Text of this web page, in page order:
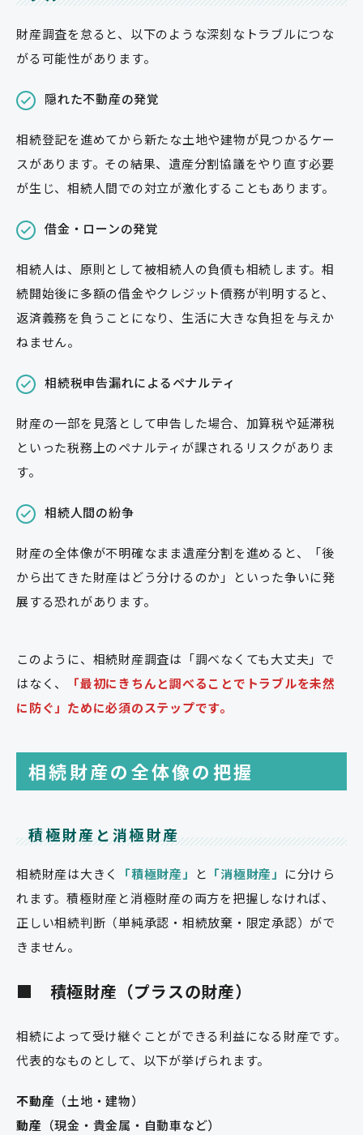
財産調査を怠ると、以下のような深刻なトラブルにつな
がる可能性があります。
隠れた不動産の発覚
相続登記を進めてから新たな土地や建物が見つかるケー
スがあります。その結果、遺産分割協議をやり直す必要
が生じ、相続人間での対立が激化することもあります。
借金・ローンの発覚
相続人は、原則として被相続人の負債も相続します。相
続開始後に多額の借金やクレジット債務が判明すると、
返済義務を負うことになり、生活に大きな負担を与えか
ねません。
相続税申告漏れによるペナルティ
財産の一部を見落として申告した場合、加算税や延滞税
といった税務上のペナルティが課されるリスクがありま
す。
相続人間の紛争
財産の全体像が不明確なまま遺産分割を進めると、「後
から出てきた財産はどう分けるのか」といった争いに発
展する恐れがあります。
このように、相続財産調査は「調べなくても大丈夫」で
はなく、
「最初にきちんと調べることでトラブルを未然
に防ぐ」ために必須のステップです。
相続財産の全体像の把握
積極財産と消極財産
相続財産は大きく 「積極財産」 と 「消極財産」 に分けら
れます。積極財産と消極財産の両方を把握しなければ、
正しい相続判断（単純承認・相続放棄・限定承認）がで
きません。
■ 積極財産（プラスの財産）
相続によって受け継ぐことができる利益になる財産です。
代表的なものとして、以下が挙げられます。
不動産 （土地・建物）
動産 （現金・貴金属・自動車など）